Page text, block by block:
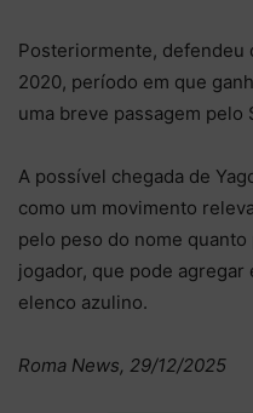
Posteriormente, defendeu
2020, período em que
uma breve passagem pelo
A possível chegada de
como um movimento
pelo peso do nome
jogador, que pode
elenco azulino.
Roma News, 29/12/2025